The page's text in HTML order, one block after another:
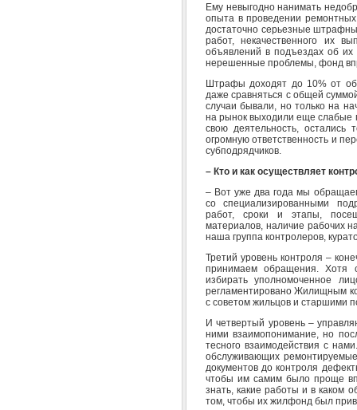
Ему невыгодно нанимать
опыта в проведении
достаточно серьезные
работ, некачественного их
объявлений в подъездах об
нерешенные проблемы, фонд
Штрафы доходят до 10% от
даже сравняться с общей
случаи бывали, но только на
на рынок выходили еще слабые
свою деятельность, остались
огромную ответственность и
субподрядчиков.
– Кто и как осуществляет
– Вот уже два года мы
со специализированными
работ, сроки и этапы,
материалов, наличие рабочих
наша группа контролеров,
Третий уровень контроля –
принимаем обращения. Хотя
избирать уполномоченное
регламентировано Жилищным
с советом жильцов и старшими
И четвертый уровень –
ними взаимопонимание, но
тесного взаимодействия с
обслуживающих
документов до контроля
чтобы им самим было проще
знать, какие работы и в каком
том, чтобы их жилфонд был